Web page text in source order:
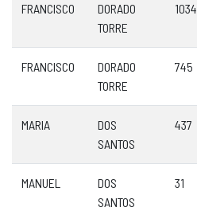
FRANCISCO
DORADO
TORRE
1034
FRANCISCO
DORADO
TORRE
745
MARIA
DOS
SANTOS
437
MANUEL
DOS
SANTOS
31